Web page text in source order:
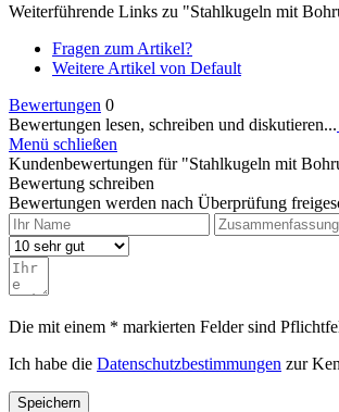
Weiterführende Links zu "Stahlkugeln mit
Fragen zum Artikel?
Weitere Artikel von Default
Bewertungen 0
Bewertungen lesen, schreiben und diskutieren...
Menü schließen
Kundenbewertungen für "Stahlkugeln mit
Bewertung schreiben
Bewertungen werden nach Überprüfung
Die mit einem * markierten Felder sind
Ich habe die Datenschutzbestimmungen zur
Speichern